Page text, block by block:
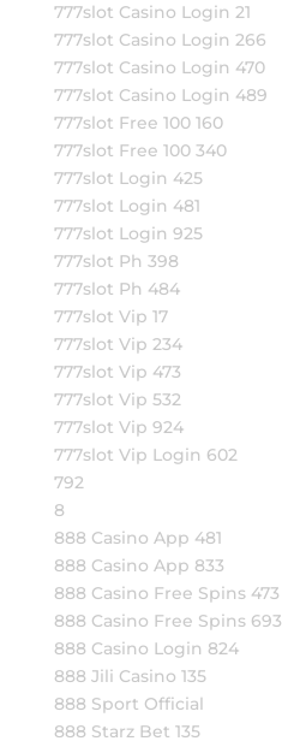
777slot Casino Login 21
777slot Casino Login 266
777slot Casino Login 470
777slot Casino Login 489
777slot Free 100 160
777slot Free 100 340
777slot Login 425
777slot Login 481
777slot Login 925
777slot Ph 398
777slot Ph 484
777slot Vip 17
777slot Vip 234
777slot Vip 473
777slot Vip 532
777slot Vip 924
777slot Vip Login 602
792
8
888 Casino App 481
888 Casino App 833
888 Casino Free Spins 473
888 Casino Free Spins 693
888 Casino Login 824
888 Jili Casino 135
888 Sport Official
888 Starz Bet 135